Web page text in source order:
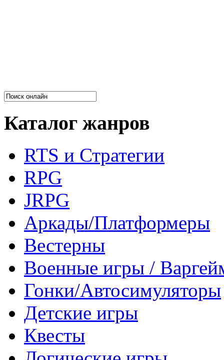
Каталог жанров
RTS и Стратегии
RPG
JRPG
Аркады/Платформеры
Вестерны
Военные игры /
Гонки/Автосимуляторы
Детские игры
Квесты